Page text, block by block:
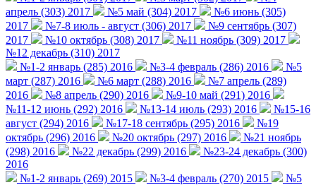
апрель (303) 2017
№5 май (304) 2017
№6 июнь (305)
2017
№7-8 июль - август (306) 2017
№9 сентябрь (307)
2017
№10 октябрь (308) 2017
№11 ноябрь (309) 2017
№12 декабрь (310) 2017
№1-2 январь (285) 2016
№3-4 февраль (286) 2016
№5
март (287) 2016
№6 март (288) 2016
№7 апрель (289)
2016
№8 апрель (290) 2016
№9-10 май (291) 2016
№11-12 июнь (292) 2016
№13-14 июль (293) 2016
№15-16
август (294) 2016
№17-18 сентябрь (295) 2016
№19
октябрь (296) 2016
№20 октябрь (297) 2016
№21 ноябрь
(298) 2016
№22 декабрь (299) 2016
№23-24 декабрь (300)
2016
№1-2 январь (269) 2015
№3-4 февраль (270) 2015
№5